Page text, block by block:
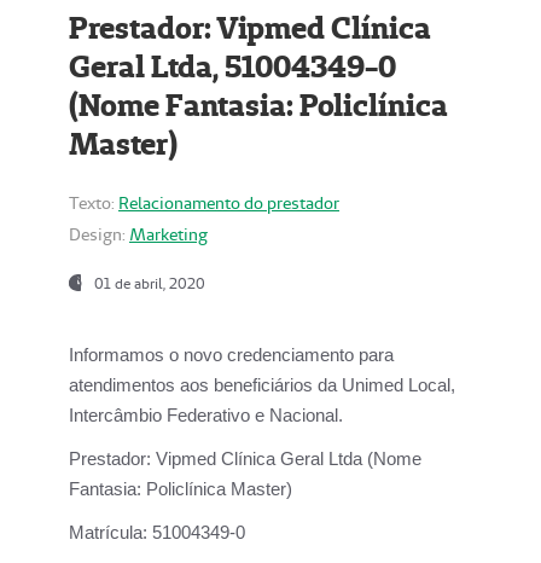
Prestador: Vipmed Clínica
Geral Ltda, 51004349-0
(Nome Fantasia: Policlínica
Master)
Texto: Relacionamento do prestador
Design: Marketing
01 de abril, 2020
Informamos o novo credenciamento para
atendimentos aos beneficiários da Unimed Local,
Intercâmbio Federativo e Nacional.
Prestador: Vipmed Clínica Geral Ltda (Nome
Fantasia: Policlínica Master)
Matrícula: 51004349-0